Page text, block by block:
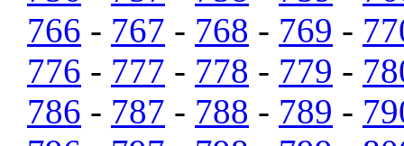
766 - 767 - 768 - 769 -
776 - 777 - 778 - 779 -
786 - 787 - 788 - 789 -